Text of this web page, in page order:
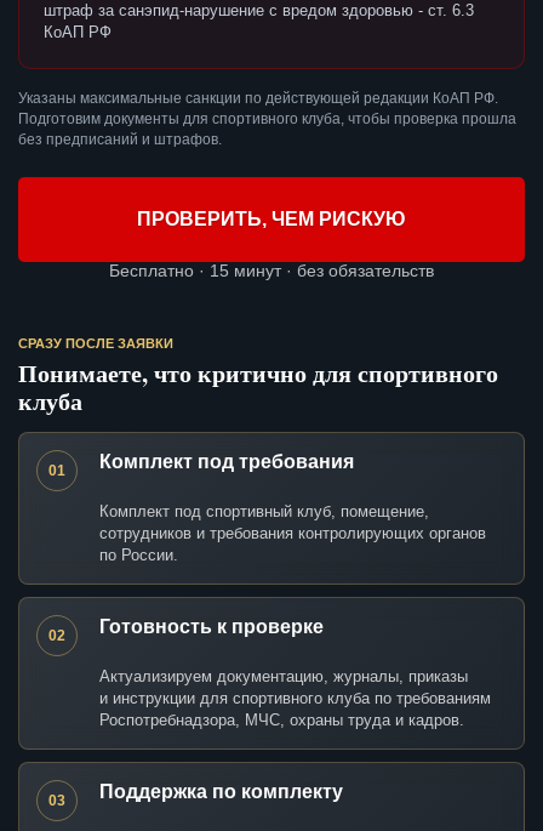
штраф за санэпид-нарушение с вредом здоровью - ст. 6.3
КоАП РФ
Указаны максимальные санкции по действующей редакции КоАП РФ.
Подготовим документы для спортивного клуба, чтобы проверка прошла
без предписаний и штрафов.
ПРОВЕРИТЬ, ЧЕМ РИСКУЮ
Бесплатно · 15 минут · без обязательств
СРАЗУ ПОСЛЕ ЗАЯВКИ
Понимаете, что критично для спортивного
клуба
01 Комплект под требования
Комплект под спортивный клуб, помещение,
сотрудников и требования контролирующих органов
по России.
02 Готовность к проверке
Актуализируем документацию, журналы, приказы
и инструкции для спортивного клуба по требованиям
Роспотребнадзора, МЧС, охраны труда и кадров.
03 Поддержка по комплекту